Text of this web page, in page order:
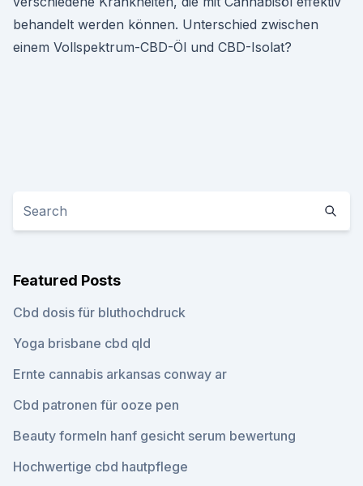
behandelt werden können. Unterschied zwischen
einem Vollspektrum-CBD-Öl und CBD-Isolat?
Featured Posts
Cbd dosis für bluthochdruck
Yoga brisbane cbd qld
Ernte cannabis arkansas conway ar
Cbd patronen für ooze pen
Beauty formeln hanf gesicht serum bewertung
Hochwertige cbd hautpflege